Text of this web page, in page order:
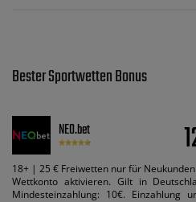
Bester Sportwetten Bonus
NEO.bet
18+ | 25 € Freiwetten nur für
Wettkonto aktivieren. Gilt in
Mindesteinzahlung: 10€.